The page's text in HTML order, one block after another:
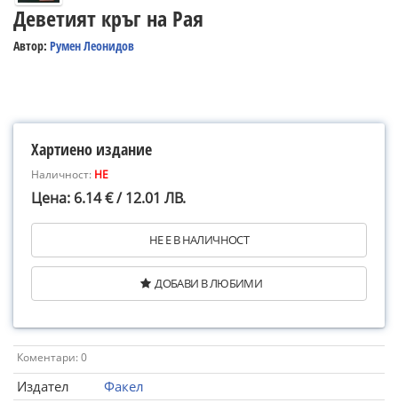
Деветият кръг на Рая
Автор: Румен Леонидов
Хартиено издание
Наличност: НЕ
Цена: 6.14 € / 12.01 ЛВ.
НЕ Е В НАЛИЧНОСТ
ДОБАВИ В ЛЮБИМИ
Коментари: 0
Издател
Факел